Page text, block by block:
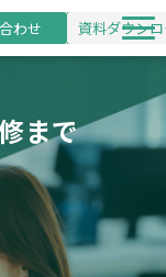
わせ 資料ダウン
まで